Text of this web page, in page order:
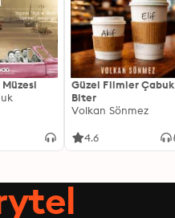
Güzel Filmler Çabuk
Biter
Volkan Sönmez
4.6